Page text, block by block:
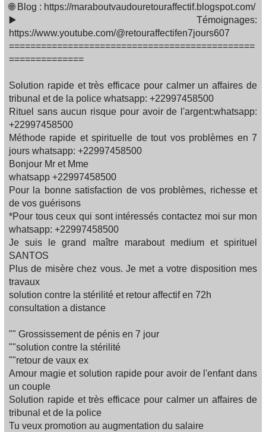
🌐 Blog : https://maraboutvaudouretouraffectif.blogspot.com/
▶️ Témoignages:
https://www.youtube.com/@retouraffectifen7jours607
==============================================
==============
Solution rapide et très efficace pour calmer un affaires de
tribunal et de la police whatsapp: +22997458500
Rituel sans aucun risque pour avoir de l'argent:whatsapp:
+22997458500
Méthode rapide et spirituelle de tout vos problèmes en 7
jours whatsapp: +22997458500
Bonjour Mr et Mme
whatsapp +22997458500
Pour la bonne satisfaction de vos problèmes, richesse et
de vos guérisons
*Pour tous ceux qui sont intéressés contactez moi sur mon
whatsapp: +22997458500
Je suis le grand maître marabout medium et spirituel
SANTOS
Plus de misère chez vous. Je met a votre disposition mes
travaux
solution contre la stérilité et retour affectif en 72h
consultation a distance
"" Grossissement de pénis en 7 jour
""solution contre la stérilité
""retour de vaux ex
Amour magie et solution rapide pour avoir de l'enfant dans
un couple
Solution rapide et très efficace pour calmer un affaires de
tribunal et de la police
Tu veux promotion au augmentation du salaire